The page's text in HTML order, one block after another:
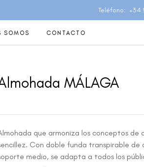
Teléfono +34
SOMOS CONTACTO
MÁLAGA
que armoniza los conceptos de
Con doble funda transpirable de
medio, se adapta a todos los